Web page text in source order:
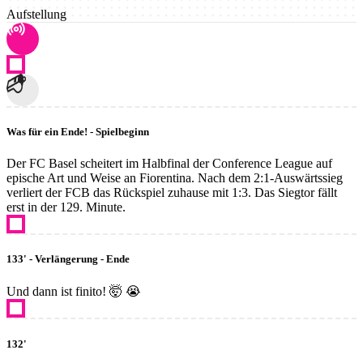
Aufstellung
Was für ein Ende! - Spielbeginn
Der FC Basel scheitert im Halbfinal der Conference League auf
epische Art und Weise an Fiorentina. Nach dem 2:1-Auswärtssieg
verliert der FCB das Rückspiel zuhause mit 1:3. Das Siegtor fällt
erst in der 129. Minute.
133' - Verlängerung - Ende
Und dann ist finito! 🤯 😭
132'